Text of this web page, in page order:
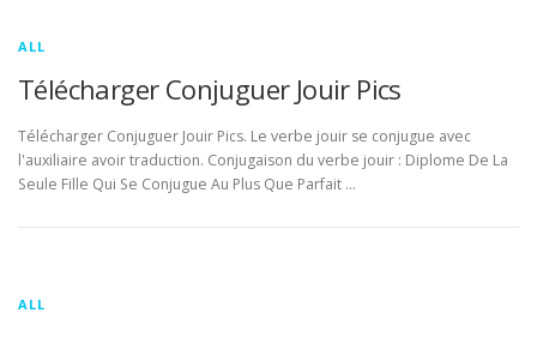
ALL
Télécharger Conjuguer Jouir Pics
Télécharger Conjuguer Jouir Pics. Le verbe jouir se conjugue avec
l'auxiliaire avoir traduction. Conjugaison du verbe jouir : Diplome De La
Seule Fille Qui Se Conjugue Au Plus Que Parfait …
ALL